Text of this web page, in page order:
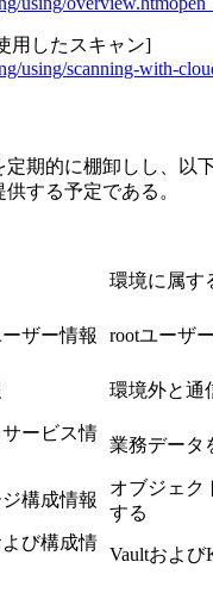
用したスキャン]
using/scanning-with-
期的に棚卸しし、
する予定である。
環境に属す
ザー情報 rootユーザ
環境外と通
ービス情
業務データ
構成情報
オブジェク
する
び構成情
Vaultおよ